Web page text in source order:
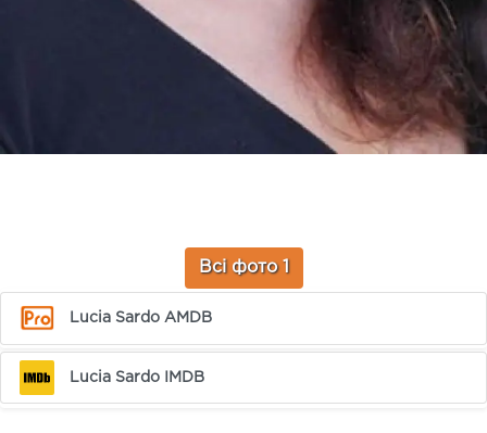
Всі фото 1
Lucia Sardo AMDB
Lucia Sardo IMDB